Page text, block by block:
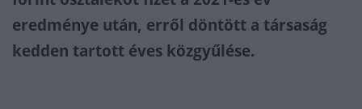
eredménye után, erről döntött a társaság
kedden tartott éves közgyűlése.